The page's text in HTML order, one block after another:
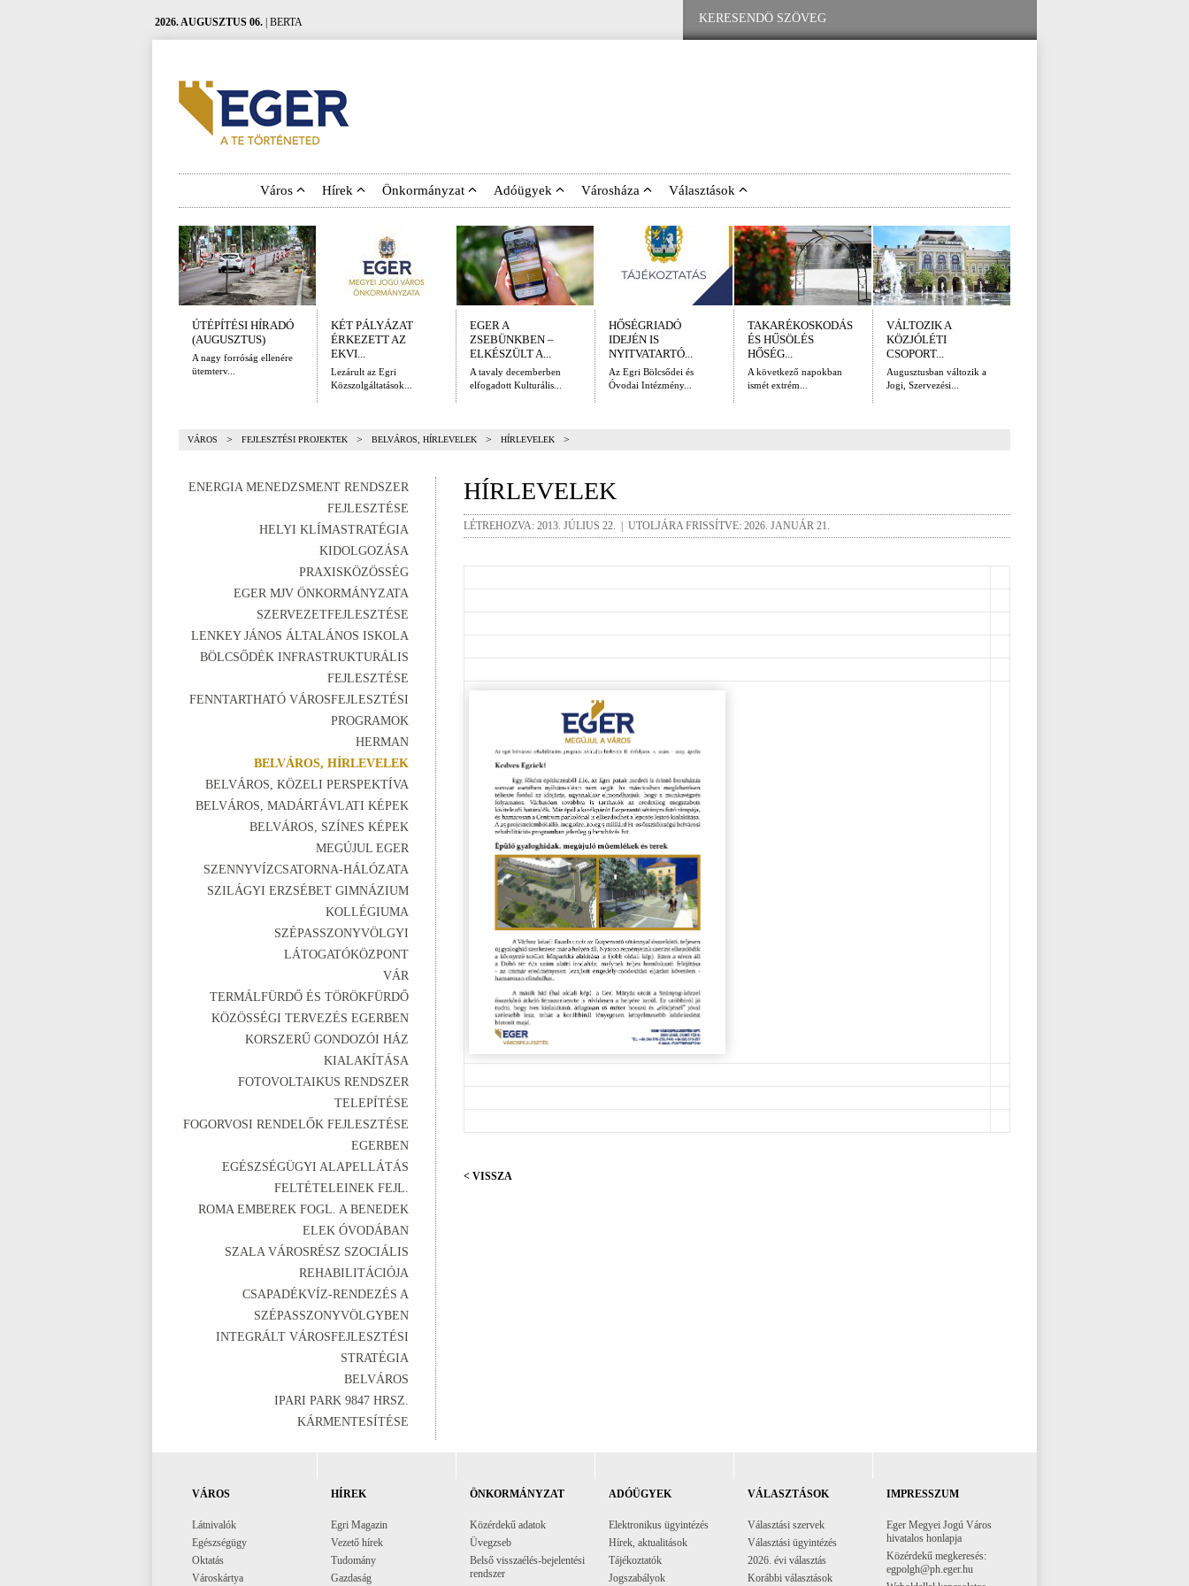
2026. AUGUSZTUS 06. | BERTA
Város Hírek Önkormányzat Adóügyek Városháza Választások
ÚTÉPÍTÉSI HÍRADÓ
(AUGUSZTUS)
A nagy forróság ellenére
ütemterv...
KÉT PÁLYÁZAT
ÉRKEZETT AZ
EKVI...
Lezárult az Egri
Közszolgáltatások...
EGER A
ZSEBÜNKBEN –
ELKÉSZÜLT A...
A tavaly decemberben
elfogadott Kulturális...
HŐSÉGRIADÓ
IDEJÉN IS
NYITVATARTÓ...
Az Egri Bölcsődei és
Óvodai Intézmény...
TAKARÉKOSKODÁS
ÉS HŰSÖLÉS
HŐSÉG...
A következő napokban
ismét extrém...
VÁLTOZIK A
KÖZJÓLÉTI
CSOPORT...
Augusztusban változik a
Jogi, Szervezési...
VÁROS > FEJLESZTÉSI PROJEKTEK > BELVÁROS, HÍRLEVELEK > HÍRLEVELEK >
ENERGIA MENEDZSMENT RENDSZER
FEJLESZTÉSE
HELYI KLÍMASTRATÉGIA
KIDOLGOZÁSA
PRAXISKÖZÖSSÉG
EGER MJV ÖNKORMÁNYZATA
SZERVEZETFEJLESZTÉSE
LENKEY JÁNOS ÁLTALÁNOS ISKOLA
BÖLCSŐDÉK INFRASTRUKTURÁLIS
FEJLESZTÉSE
FENNTARTHATÓ VÁROSFEJLESZTÉSI
PROGRAMOK
HERMAN
BELVÁROS, HÍRLEVELEK
BELVÁROS, KÖZELI PERSPEKTÍVA
BELVÁROS, MADÁRTÁVLATI KÉPEK
BELVÁROS, SZÍNES KÉPEK
MEGÚJUL EGER
SZENNYVÍZCSATORNA-HÁLÓZATA
SZILÁGYI ERZSÉBET GIMNÁZIUM
KOLLÉGIUMA
SZÉPASSZONYVÖLGYI
LÁTOGATÓKÖZPONT
VÁR
TERMÁLFÜRDŐ ÉS TÖRÖKFÜRDŐ
KÖZÖSSÉGI TERVEZÉS EGERBEN
KORSZERŰ GONDOZÓI HÁZ
KIALAKÍTÁSA
FOTOVOLTAIKUS RENDSZER
TELEPÍTÉSE
FOGORVOSI RENDELŐK FEJLESZTÉSE
EGERBEN
EGÉSZSÉGÜGYI ALAPELLÁTÁS
FELTÉTELEINEK FEJL.
ROMA EMBEREK FOGL. A BENEDEK
ELEK ÓVODÁBAN
SZALA VÁROSRÉSZ SZOCIÁLIS
REHABILITÁCIÓJA
CSAPADÉKVÍZ-RENDEZÉS A
SZÉPASSZONYVÖLGYBEN
INTEGRÁLT VÁROSFEJLESZTÉSI
STRATÉGIA
BELVÁROS
IPARI PARK 9847 HRSZ.
KÁRMENTESÍTÉSE
HÍRLEVELEK
LÉTREHOZVA: 2013. JÚLIUS 22. | UTOLJÁRA FRISSÍTVE: 2026. JANUÁR 21.
< VISSZA
VÁROS
Látnivalók
Egészségügy
Oktatás
Városkártya
HÍREK
Egri Magazin
Vezető hírek
Tudomány
Gazdaság
ÖNKORMÁNYZAT
Közérdekű adatok
Üvegzseb
Belső visszaélés-bejelentési
rendszer
ADÓÜGYEK
Elektronikus ügyintézés
Hírek, aktualitások
Tájékoztatók
Jogszabályok
VÁLASZTÁSOK
Választási szervek
Választási ügyintézés
2026. évi választás
Korábbi választások
IMPRESSZUM
Eger Megyei Jogú Város
hivatalos honlapja
Közérdekű megkeresés:
egpolgh@ph.eger.hu